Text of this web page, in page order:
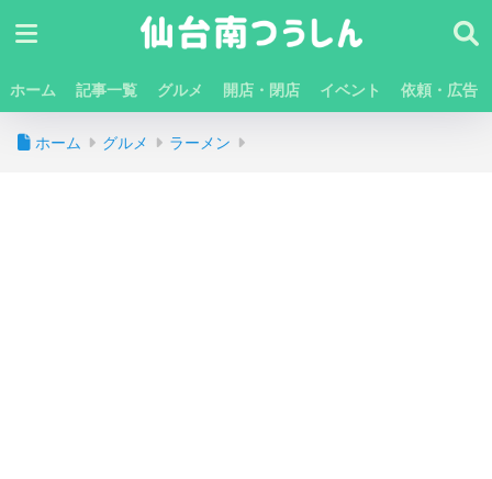
ホーム 記事一覧 グルメ 開店・閉店 イベント 依頼・広告
ホーム グルメ ラーメン